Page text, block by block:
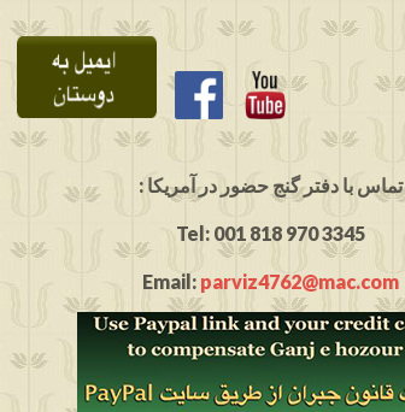
: تماس با دفتر گنج حضور در آمریکا
Tel: 001 818 970 3345
Email: parviz4762@mac.com